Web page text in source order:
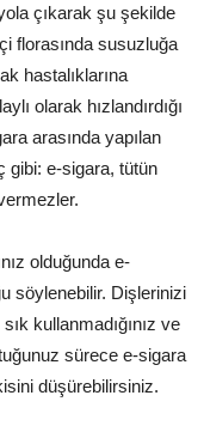
çıkarak şu şekilde
florasında susuzluğa
hastalıklarına
olarak hızlandırdığı
arasında yapılan
gibi: e-sigara, tütün
olduğunda e-
söylenebilir. Dişlerinizi
kullanmadığınız ve
sürece e-sigara
düşürebilirsiniz.